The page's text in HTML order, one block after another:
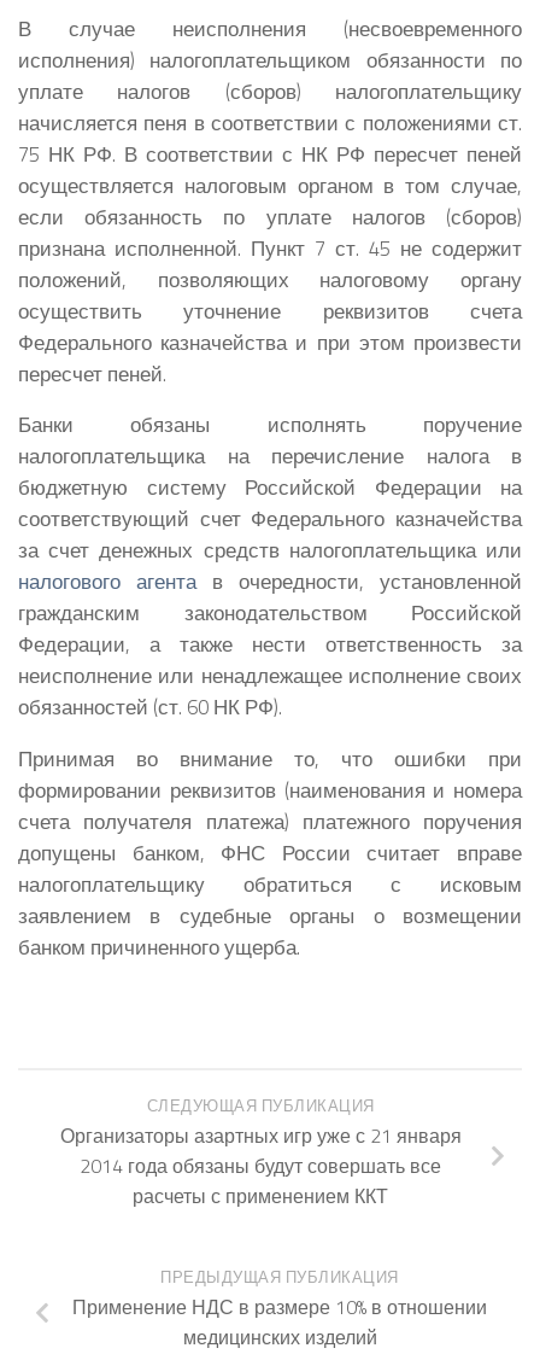
В случае неисполнения (несвоевременного
исполнения) налогоплательщиком обязанности по
уплате налогов (сборов) налогоплательщику
начисляется пеня в соответствии с положениями ст.
75 НК РФ. В соответствии с НК РФ пересчет пеней
осуществляется налоговым органом в том случае,
если обязанность по уплате налогов (сборов)
признана исполненной. Пункт 7 ст. 45 не содержит
положений, позволяющих налоговому органу
осуществить уточнение реквизитов счета
Федерального казначейства и при этом произвести
пересчет пеней.
Банки обязаны исполнять поручение
налогоплательщика на перечисление налога в
бюджетную систему Российской Федерации на
соответствующий счет Федерального казначейства
за счет денежных средств налогоплательщика или
налогового агентав очередности, установленной
гражданским законодательством Российской
Федерации, а также нести ответственность за
неисполнение или ненадлежащее исполнение своих
обязанностей (ст. 60 НК РФ).
Принимая во внимание то, что ошибки при
формировании реквизитов (наименования и номера
счета получателя платежа) платежного поручения
допущены банком, ФНС России считает вправе
налогоплательщику обратиться с исковым
заявлением в судебные органы о возмещении
банком причиненного ущерба.
СЛЕДУЮЩАЯ ПУБЛИКАЦИЯ
Организаторы азартных игр уже с 21 января
2014 года обязаны будут совершать все
расчеты с применением ККТ
ПРЕДЫДУЩАЯ ПУБЛИКАЦИЯ
Применение НДС в размере 10% в отношении
медицинских изделий